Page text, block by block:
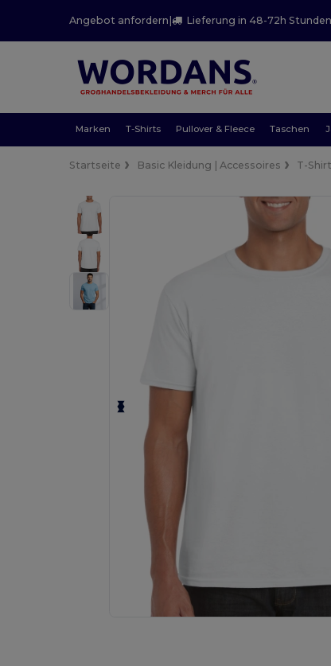
Angebot anfordern | Lieferung in 48-72h Stunden
Marken T-Shirts Pullover & Fleece Taschen
Startseite Basic Kleidung | Accessoires T-